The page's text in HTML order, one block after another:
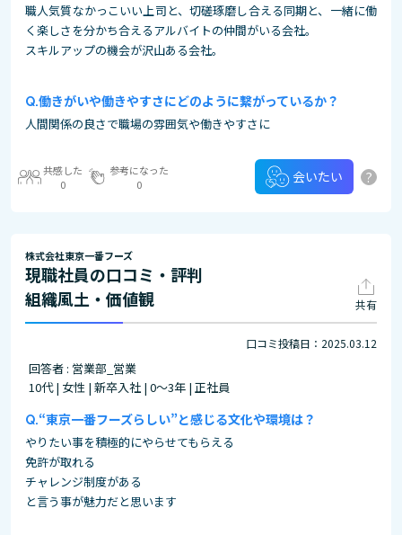
職人気質なかっこいい上司と、切磋琢磨し合える同期と、一緒に働
く楽しさを分かち合えるアルバイトの仲間がいる会社。
スキルアップの機会が沢山ある会社。
働きがいや働きやすさにどのように繋がっているか？
人間関係の良さで職場の雰囲気や働きやすさに
共感した
0
参考になった
0
会いたい ?
株式会社東京一番フーズ
現職社員の口コミ・評判
組織風土・価値観
共有
口コミ投稿日：2025.03.12
回答者 : 営業部_営業
10代 | 女性 | 新卒入社 | 0～3年 | 正社員
“東京一番フーズらしい”と感じる文化や環境は？
やりたい事を積極的にやらせてもらえる
免許が取れる
チャレンジ制度がある
と言う事が魅力だと思います